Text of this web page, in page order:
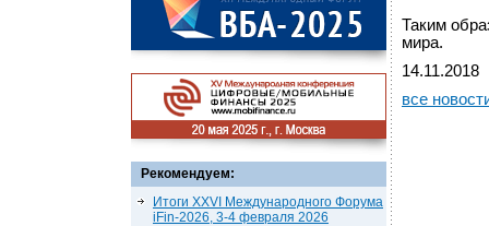
Рекомендуем:
Итоги XXVI Международного Форума
iFin-2026, 3-4 февраля 2026
Таким
мира.
14.11.2018
все